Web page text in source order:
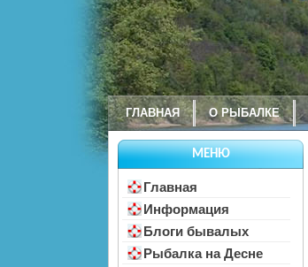
ГЛАВНАЯ О РЫБАЛКЕ
МЕНЮ
Главная
Информация
Блоги бывалых
Рыбалка на Десне